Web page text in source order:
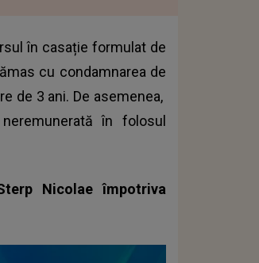
în casație formulat de
cu condamnarea de
de 3 ani. De asemenea,
în folosul
Nicolae împotriva